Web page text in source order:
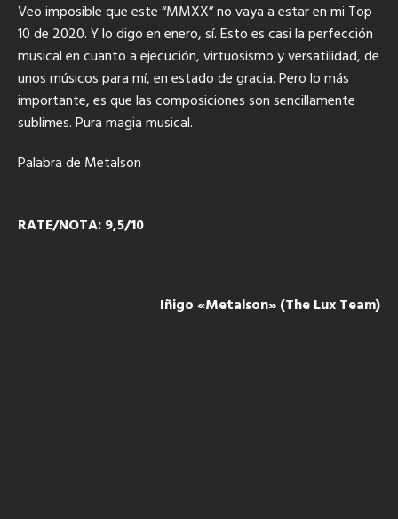
Veo imposible que este “MMXX” no vaya a estar en mi Top
10 de 2020. Y lo digo en enero, sí. Esto es casi la perfección
musical en cuanto a ejecución, virtuosismo y versatilidad, de
unos músicos para mí, en estado de gracia. Pero lo más
importante, es que las composiciones son sencillamente
sublimes. Pura magia musical.
Palabra de Metalson
RATE/NOTA: 9,5/10
Iñigo «Metalson» (The Lux Team)